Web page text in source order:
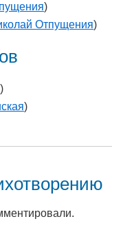
)
Отпущения)
)
)